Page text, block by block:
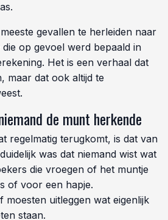
gevallen te herleiden naar
op gevoel werd bepaald in
Het is een verhaal dat
maar dat ook altijd te
de munt herkende
regelmatig terugkomt, is dat van
was dat niemand wist wat
die vroegen of het muntje
of voor een hapje.
moesten uitleggen wat eigenlijk
staan.